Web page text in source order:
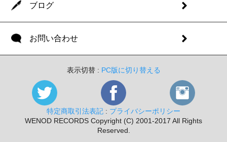
ブログ
お問い合わせ
表示切替 : PC版に切り替える
特定商取引法表記 : プライバシーポリシー
WENOD RECORDS Copyright (C) 2001-2017 All Rights
Reserved.